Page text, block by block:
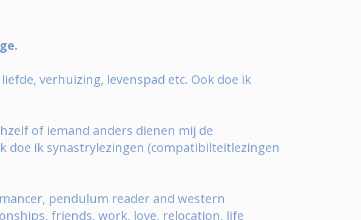
verhuizing, levenspad etc. Ook doe ik
of iemand anders dienen mij de
ik synastrylezingen (compatibilteitlezingen
pendulum reader and western
friends, work, love, relocation, life